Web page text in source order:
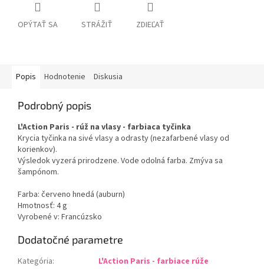
OPÝTAŤ SA STRÁŽIŤ ZDIEĽAŤ
Popis Hodnotenie Diskusia
Podrobný popis
L'Action Paris - rúž na vlasy - farbiaca tyčinka
Krycia tyčinka na sivé vlasy a odrasty (nezafarbené vlasy od
korienkov).
Výsledok vyzerá prirodzene. Vode odolná farba. Zmýva sa
šampónom.
Farba: červeno hnedá (auburn)
Hmotnosť: 4 g
Vyrobené v: Francúzsko
Dodatočné parametre
Kategória:
L'Action Paris - farbiace rúže